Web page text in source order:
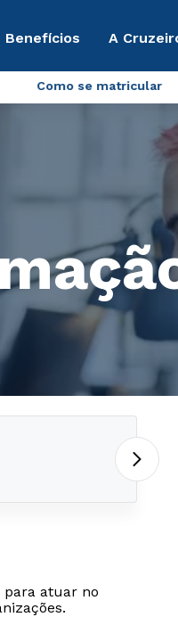
Benefícios A
Como se matricular
para atuar no